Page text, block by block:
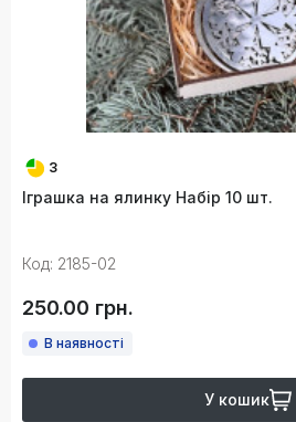
3
Іграшка на ялинку Набір 10 шт.
Код: 2185-02
250.00 грн.
В наявності
У кошик